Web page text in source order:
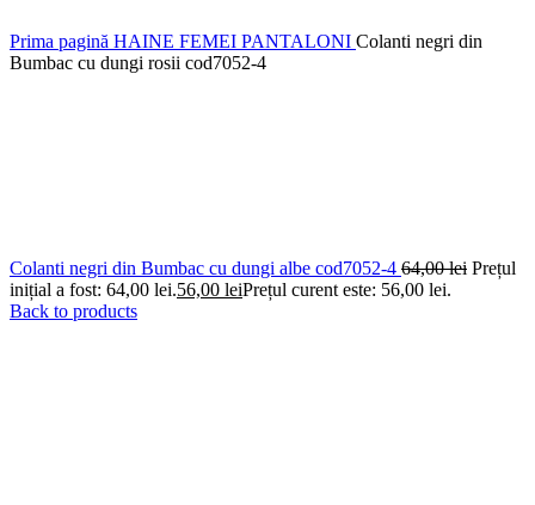
Prima pagină HAINE FEMEI PANTALONI Colanti negri din
Bumbac cu dungi rosii cod7052-4
Colanti negri din Bumbac cu dungi albe cod7052-4 64,00lei Prețul
inițial a fost: 64,00 lei.56,00 leiPrețul curent este: 56,00 lei.
Back to products